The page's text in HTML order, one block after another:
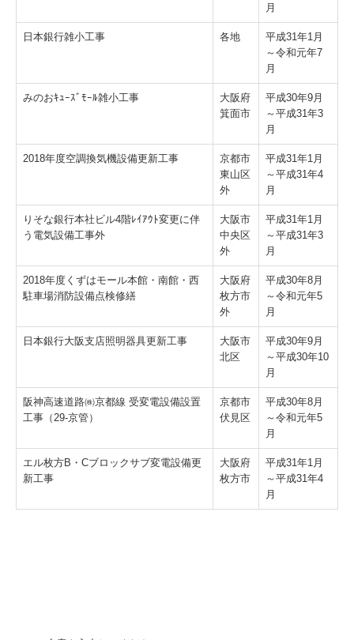
月
日本銀行雑小工事 各地
平成31年1月
～令和元年7
月
みのおｷｭｰｽﾞﾓｰﾙ雑小工事
大阪府
箕面市
平成30年9月
～平成31年3
月
2018年度空調換気機設備更新工事
京都市
東山区
外
平成31年1月
～平成31年4
月
りそな銀行本社ビル4階ﾚｲｱｳﾄ変更に伴
う電気設備工事外
大阪市
中央区
外
平成31年1月
～平成31年3
月
2018年度くずはモール本館・南館・西
駐車場消防設備点検修繕
大阪府
枚方市
外
平成30年8月
～令和元年5
月
日本銀行大阪支店照明器具更新工事
大阪市
北区
平成30年9月
～平成30年10
月
阪神高速道路㈱京都線 受変電設備設置
工事（29-京管）
京都市
伏見区
平成30年8月
～令和元年5
月
エル枚方B・Cブロックサブ変電設備更
新工事
大阪府
枚方市
平成31年1月
～平成31年4
月